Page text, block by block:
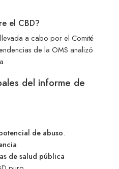
el CBD?
a cabo por el Comité
de la OMS analizó
del informe de
de abuso.
.
de salud pública